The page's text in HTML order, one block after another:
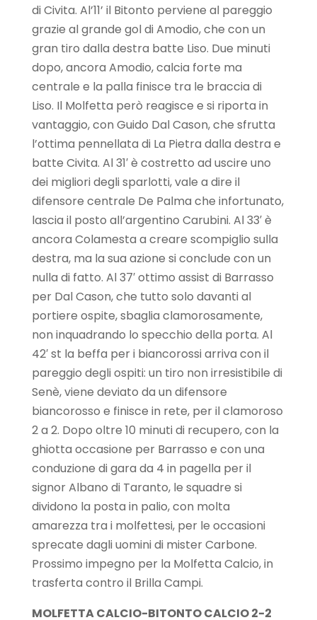
di Civita. Al’11’ il Bitonto perviene al pareggio
grazie al grande gol di Amodio, che con un
gran tiro dalla destra batte Liso. Due minuti
dopo, ancora Amodio, calcia forte ma
centrale e la palla finisce tra le braccia di
Liso. Il Molfetta però reagisce e si riporta in
vantaggio, con Guido Dal Cason, che sfrutta
l’ottima pennellata di La Pietra dalla destra e
batte Civita. Al 31′ è costretto ad uscire uno
dei migliori degli sparlotti, vale a dire il
difensore centrale De Palma che infortunato,
lascia il posto all’argentino Carubini. Al 33′ è
ancora Colamesta a creare scompiglio sulla
destra, ma la sua azione si conclude con un
nulla di fatto. Al 37′ ottimo assist di Barrasso
per Dal Cason, che tutto solo davanti al
portiere ospite, sbaglia clamorosamente,
non inquadrando lo specchio della porta. Al
42′ st la beffa per i biancorossi arriva con il
pareggio degli ospiti: un tiro non irresistibile di
Senè, viene deviato da un difensore
biancorosso e finisce in rete, per il clamoroso
2 a 2. Dopo oltre 10 minuti di recupero, con la
ghiotta occasione per Barrasso e con una
conduzione di gara da 4 in pagella per il
signor Albano di Taranto, le squadre si
dividono la posta in palio, con molta
amarezza tra i molfettesi, per le occasioni
sprecate dagli uomini di mister Carbone.
Prossimo impegno per la Molfetta Calcio, in
trasferta contro il Brilla Campi.
MOLFETTA CALCIO-BITONTO CALCIO 2-2